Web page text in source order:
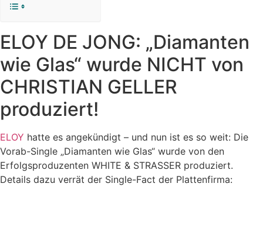
ELOY DE JONG: „Diamanten
wie Glas“ wurde NICHT von
CHRISTIAN GELLER
produziert!
ELOY hatte es angekündigt – und nun ist es so weit: Die
Vorab-Single „Diamanten wie Glas“ wurde von den
Erfolgsproduzenten WHITE & STRASSER produziert.
Details dazu verrät der Single-Fact der Plattenfirma: